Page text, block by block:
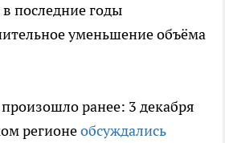
последние годы
уменьшение объёма
ранее: 3 декабря
регионеобсуждались